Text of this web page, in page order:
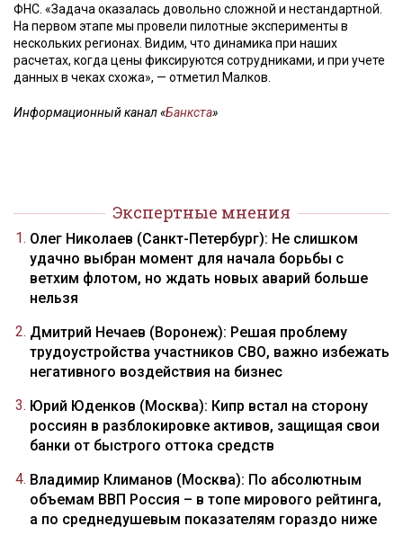
ФНС. «Задача оказалась довольно сложной и нестандартной.
На первом этапе мы провели пилотные эксперименты в
нескольких регионах. Видим, что динамика при наших
расчетах, когда цены фиксируются сотрудниками, и при учете
данных в чеках схожа», — отметил Малков.
Информационный канал «Банкста»
Экспертные мнения
Олег Николаев (Санкт-Петербург): Не слишком
удачно выбран момент для начала борьбы с
ветхим флотом, но ждать новых аварий больше
нельзя
Дмитрий Нечаев (Воронеж): Решая проблему
трудоустройства участников СВО, важно избежать
негативного воздействия на бизнес
Юрий Юденков (Москва): Кипр встал на сторону
россиян в разблокировке активов, защищая свои
банки от быстрого оттока средств
Владимир Климанов (Москва): По абсолютным
объемам ВВП Россия – в топе мирового рейтинга,
а по среднедушевым показателям гораздо ниже